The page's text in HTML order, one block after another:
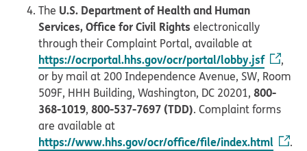
The U.S. Department of Health and Human
Services, Office for Civil Rights electronically
through their Complaint Portal, available at
https://ocrportal.hhs.gov/ocr/portal/lobby.jsf
,
or by mail at 200 Independence Avenue, SW, Room
509F, HHH Building, Washington, DC 20201, 800-
368-1019, 800-537-7697 (TDD). Complaint forms
are available at
https://www.hhs.gov/ocr/office/file/index.html .